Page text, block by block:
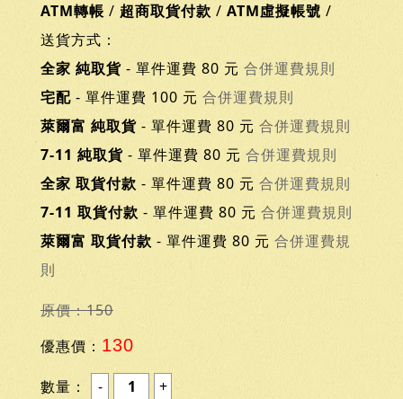
ATM轉帳 / 超商取貨付款 / ATM虛擬帳號 /
送貨方式：
全家 純取貨 - 單件運費 80 元 合併運費規則
宅配 - 單件運費 100 元 合併運費規則
萊爾富 純取貨 - 單件運費 80 元 合併運費規則
7-11 純取貨 - 單件運費 80 元 合併運費規則
全家 取貨付款 - 單件運費 80 元 合併運費規則
7-11 取貨付款 - 單件運費 80 元 合併運費規則
萊爾富 取貨付款 - 單件運費 80 元 合併運費規
則
原價：150
優惠價： 130
數量：